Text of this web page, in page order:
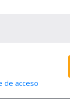
de acceso